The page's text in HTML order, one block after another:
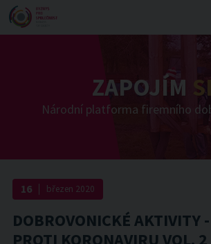
ZAPOJÍM
Národní platforma firemního
16 březen 2020
DOBROVONICKÉ AKTIVITY
PROTI KORONAVIRU VOL. 2